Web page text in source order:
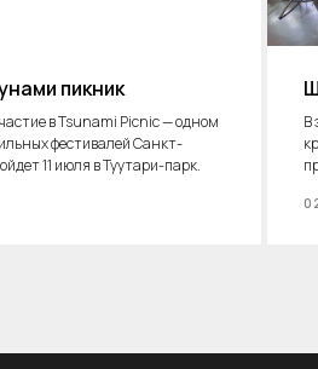
пикник
в Tsunami Picnic — одном
фестивалей Санкт-
11 июля в Туутари-парк.
В